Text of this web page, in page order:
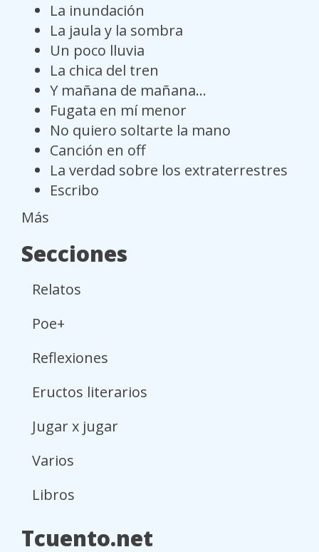
La inundación
La jaula y la sombra
Un poco lluvia
La chica del tren
Y mañana de mañana...
Fugata en mí menor
No quiero soltarte la mano
Canción en off
La verdad sobre los extraterrestres
Escribo
Más
Secciones
Relatos
Poe+
Reflexiones
Eructos literarios
Jugar x jugar
Varios
Libros
Tcuento.net